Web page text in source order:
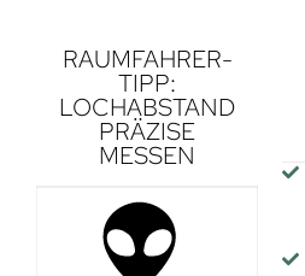
RAUMFAHRER-
TIPP:
LOCHABSTAND
PRÄZISE
MESSEN